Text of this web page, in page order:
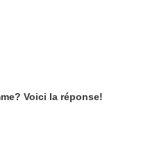
Voici la réponse!